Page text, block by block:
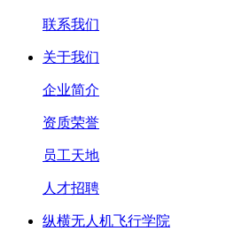
联系我们
关于我们
企业简介
资质荣誉
员工天地
人才招聘
纵横无人机飞行学院